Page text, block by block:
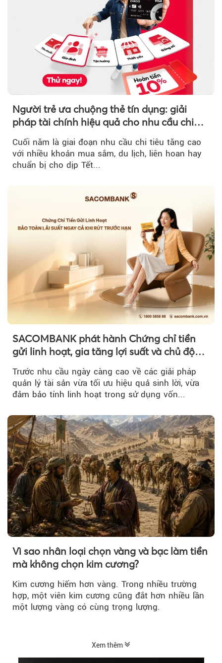
Người trẻ ưa chuộng thẻ tín dụng: giải
pháp tài chính hiệu quả cho nhu cầu chi
tiêu cuối năm
Cuối năm là giai đoạn nhu cầu chi tiêu tăng cao
với nhiều khoản mua sắm, du lịch, liên hoan hay
chuẩn bị cho dịp Tết...
SACOMBANK phát hành Chứng chỉ tiền
gửi linh hoạt, gia tăng lợi suất và chủ động
Trước nhu cầu ngày càng cao về các giải pháp
quản lý tài sản vừa tối ưu hiệu quả sinh lời, vừa
đảm bảo tính linh hoạt trong sử dụng vốn...
Vì sao nhân loại chọn vàng và bạc làm tiền
mà không chọn kim cương?
Kim cương hiếm hơn vàng. Trong nhiều trường
hợp, một viên kim cương cũng đắt hơn nhiều lần
một lượng vàng có cùng trọng lượng.
Xem thêm